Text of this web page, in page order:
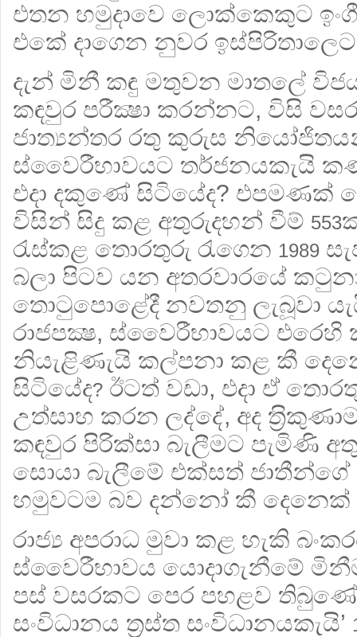
එතන හමුදාවෙ ලොක්කෙකුට
එකේ දාගෙන නුවර ඉස්පිරිතාලෙට
දැන් මිනී කඳු මතුවන මාතලේ විජය
කඳවුර පරීක්‍ෂා කරන්නට, විසි
ජාත්‍යන්තර රතු කුරුස
ස්වෛරීභාවයට තර්ජනයකැයි
එදා දකුණේ සිටියේද? එපමණක්
විසින් සිදු කළ අතුරුදහන් වීම් 553
රැස්කළ තොරතුරු රැගෙන 1989
බලා පිටව යන අතරවාරයේ
තොටුපොළේදී නවතනු ලැබූවා
රාජපක්‍ෂ, ස්වෛරීභාවයට
නියැළිණැයි කල්පනා කළ කී
සිටියේද? ඊටත් වඩා, එදා ඒ
උත්සාහ කරන ලද්දේ, අද
කඳවුර පිරික්සා බැලීමට පැමිණි
සොයා බැලීමේ එක්සත් ජාතීන්ගේ
හමුවටම බව දන්නෝ කී දෙනෙක්
රාජ්‍ය අපරාධ මුවා කළ හැකි
ස්වෛරීභාවය යොදාගැනීමේ
පස් වසරකට පෙර පහළව තිබුණේ
සංවිධානය ත‍්‍රස්ත සංවිධානයකැයි’